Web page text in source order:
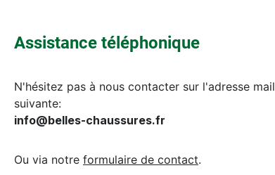
Assistance téléphonique
N'hésitez pas à nous contacter sur l'adresse mail
suivante:
info@belles-chaussures.fr
Ou via notre formulaire de contact.